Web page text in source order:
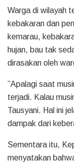
Warga di wilayah
kebakaran dan
kemarau,
hujan, bau tak
dirasakan oleh
”Apalagi saat
terjadi. Kalau
Tausyani. Hal ini
dampak dari
Sementara itu,
menyatakan